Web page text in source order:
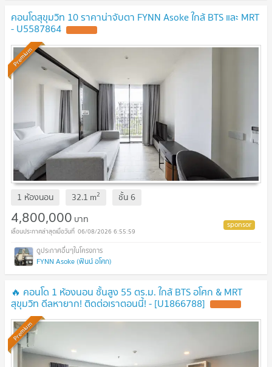
คอนโดสุขุมวิท 10 ราคาน่าจับตา FYNN Asoke ใกล้ BTS และ MRT
- U5587864
Premium
1 ห้องนอน 32.1 m2 ชั้น 6
4,800,000 บาท
06/08/2026 6:55:59
FYNN Asoke (ฟินน์ อโศก)
🔥 คอนโด 1 ห้องนอน ชั้นสูง 55 ตร.ม. ใกล้ BTS อโศก & MRT
สุขุมวิท ดีลหายาก! ติดต่อเราตอนนี้! - [U1866788]
Premium